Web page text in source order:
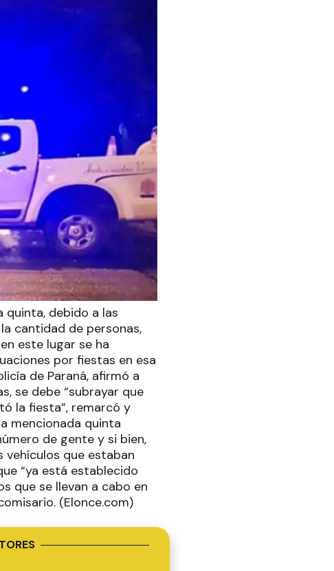
quinta, debido a las
cantidad de personas,
este lugar se ha
por fiestas en esa
de Paraná, afirmó a
se debe “subrayar que
la fiesta”, remarcó y
mencionada quinta
de gente y si bien,
vehículos que estaban
“ya está establecido
que se llevan a cabo en
(Elonce.com)